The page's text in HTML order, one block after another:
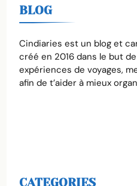
BLOG
Cindiaries est un blog et
créé en 2016 dans le but
expériences de voyages,
afin de t’aider à mieux
CATEGORIES